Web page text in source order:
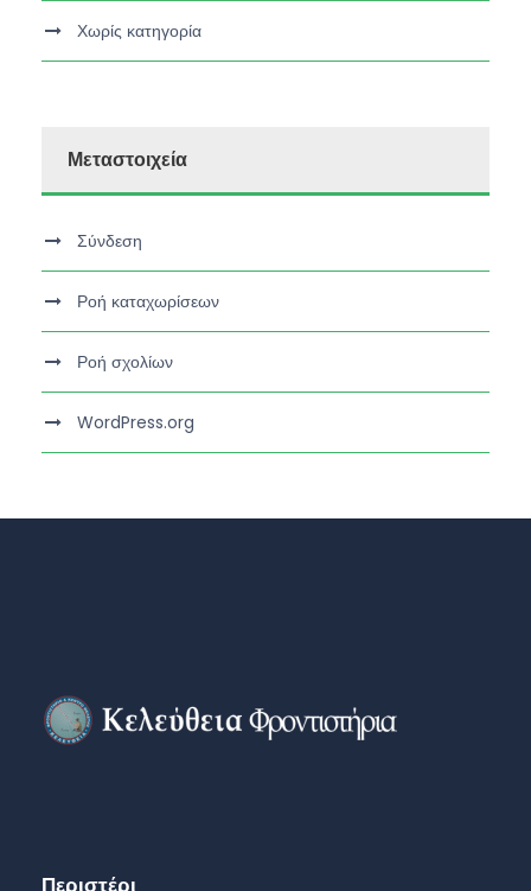
Χωρίς κατηγορία
Μεταστοιχεία
Σύνδεση
Ροή καταχωρίσεων
Ροή σχολίων
WordPress.org
Περιστέρι